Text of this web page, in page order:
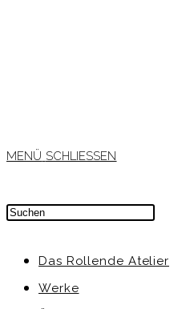
MENÜ SCHLIESSEN
Das Rollende Atelier
Werke